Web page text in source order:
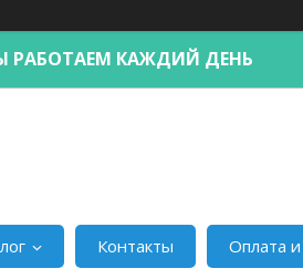
РАБОТАЕМ КАЖДИЙ
Контакты Оплата